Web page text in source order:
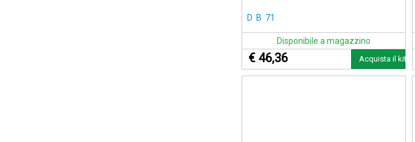
D B 71
Disponibile a magazzino
€ 46,36 Acquista il kit